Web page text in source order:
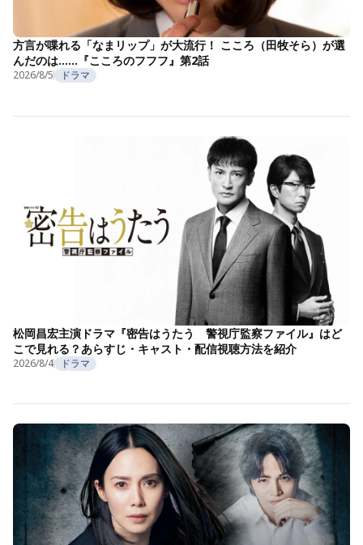
方言が喋れる「なまリップ」が大流行！ こころ（田牧そら）が選
んだのは……『こころのフフフ』第2話
2026/8/5 ドラマ
松岡昌宏主演ドラマ『密告はうたう 警視庁監察ファイル』はど
こで見れる？あらすじ・キャスト・配信視聴方法を紹介
2026/8/4 ドラマ